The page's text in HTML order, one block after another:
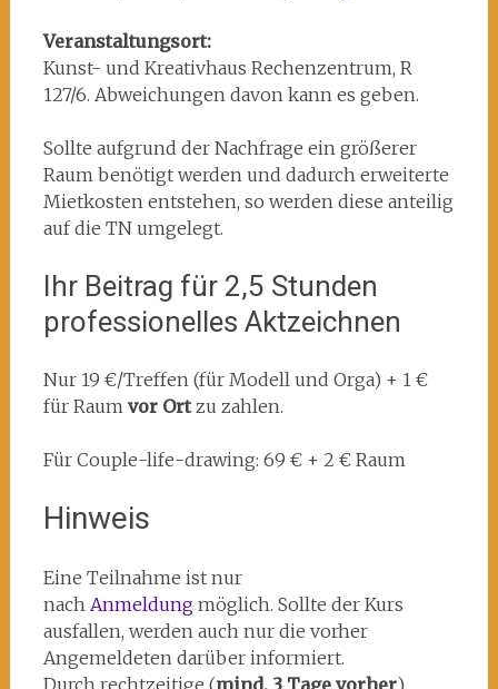
Veranstaltungsort:
Kunst- und Kreativhaus Rechenzentrum, R
127/6. Abweichungen davon kann es geben.
Sollte aufgrund der Nachfrage ein größerer
Raum benötigt werden und dadurch erweiterte
Mietkosten entstehen, so werden diese anteilig
auf die TN umgelegt.
Ihr Beitrag für 2,5 Stunden
professionelles Aktzeichnen
Nur 19 €/Treffen (für Modell und Orga) + 1 €
für Raum vor Ortzu zahlen.
Für Couple-life-drawing: 69 € + 2 € Raum
Hinweis
Eine Teilnahme ist nur
nach Anmeldung möglich. Sollte der Kurs
ausfallen, werden auch nur die vorher
Angemeldeten darüber informiert.
Durch rechtzeitige (mind. 3 Tage vorher)